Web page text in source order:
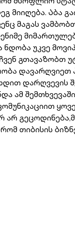
Აბა
მაგას
უკვე
გთავაზობთ
დავარღვიეთ
დარღვევის
ამ
არ
თიბისის